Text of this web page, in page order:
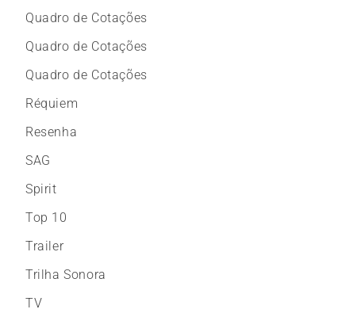
Quadro de Cotações
Quadro de Cotações
Quadro de Cotações
Réquiem
Resenha
SAG
Spirit
Top 10
Trailer
Trilha Sonora
TV